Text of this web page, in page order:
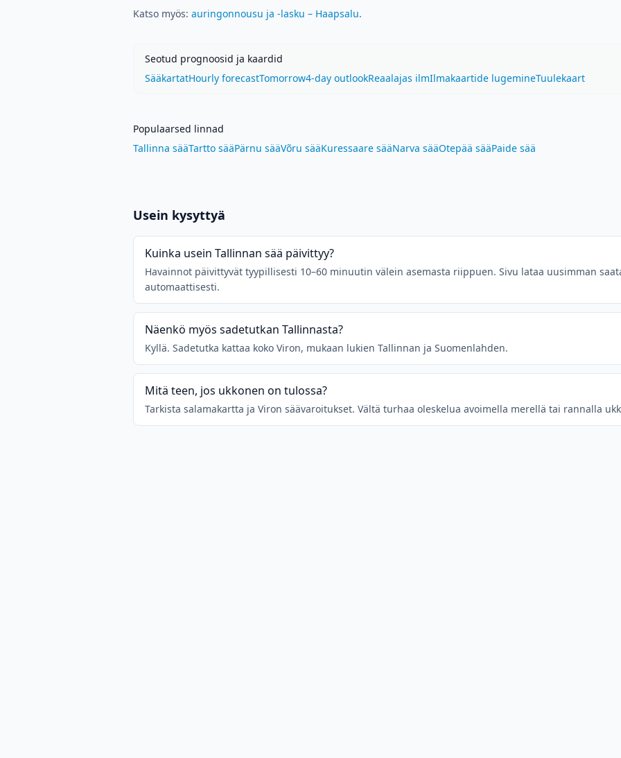
Katso myös: auringonnousu ja -lasku – Haapsalu.
Seotud prognoosid ja kaardid
SääkartatHourly forecastTomorrow4-day outlookReaalajas ilmIlmakaartide lugemineTuulekaart
Populaarsed linnad
Tallinna sääTartto sääPärnu sääVõru sääKuressaare sääNarva sääOtepää sääPaide sää
Usein kysyttyä
Kuinka usein Tallinnan sää päivittyy?
Havainnot päivittyvät tyypillisesti 10–60 minuutin välein asemasta riippuen. Sivu lataa uusimman
automaattisesti.
Näenkö myös sadetutkan Tallinnasta?
Kyllä. Sadetutka kattaa koko Viron, mukaan lukien Tallinnan ja Suomenlahden.
Mitä teen, jos ukkonen on tulossa?
Tarkista salamakartta ja Viron säävaroitukset. Vältä turhaa oleskelua avoimella merellä tai rannalla